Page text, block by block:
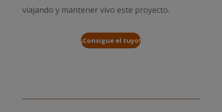
viajando y mantener vivo este proyecto.
¡Consigue el tuyo!